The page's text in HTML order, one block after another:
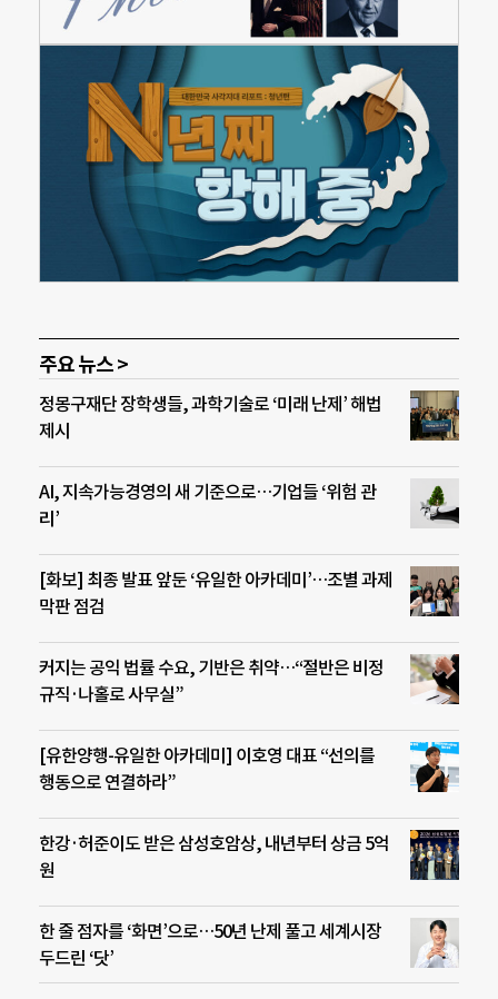
주요 뉴스 >
정몽구재단 장학생들, 과학기술로 ‘미래 난제’ 해법
제시
AI, 지속가능경영의 새 기준으로…기업들 ‘위험 관
리’
[화보] 최종 발표 앞둔 ‘유일한 아카데미’…조별 과제
막판 점검
커지는 공익 법률 수요, 기반은 취약…“절반은 비정
규직·나홀로 사무실”
[유한양행-유일한 아카데미] 이호영 대표 “선의를
행동으로 연결하라”
한강·허준이도 받은 삼성호암상, 내년부터 상금 5억
원
한 줄 점자를 ‘화면’으로…50년 난제 풀고 세계시장
두드린 ‘닷’